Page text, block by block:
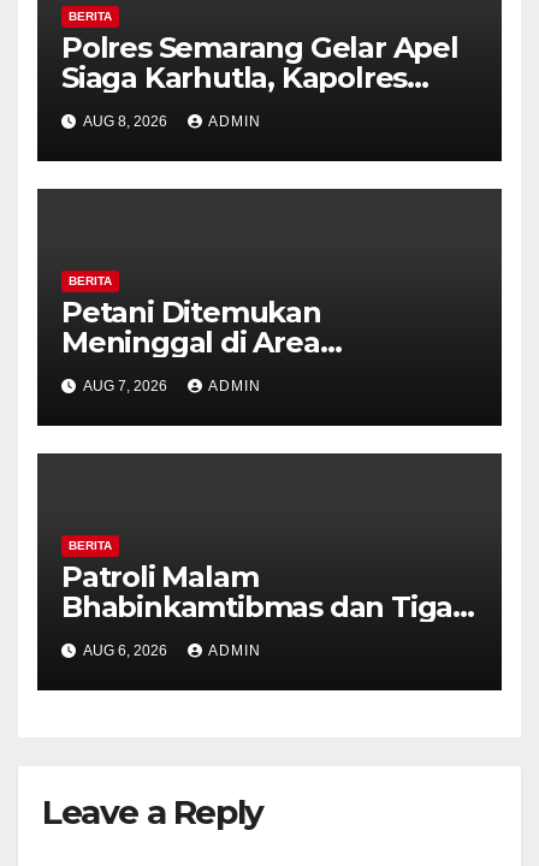
BERITA
Polres Semarang Gelar Apel
Siaga Karhutla, Kapolres
Tekankan Sinergi dan
Kesiapsiagaan Hadapi Musim
Kemarau.
AUG 8, 2026 ADMIN
BERITA
Petani Ditemukan
Meninggal di Area
Persawahan Kalibeji, Polisi
Pastikan Tidak Ada Tanda
Kekerasan
AUG 7, 2026 ADMIN
BERITA
Patroli Malam
Bhabinkamtibmas dan Tiga
Pilar Kelurahan Ungaran
Perkuat Kamtibmas, Warga
Diajak Aktifkan Ronda
AUG 6, 2026 ADMIN
Leave a Reply